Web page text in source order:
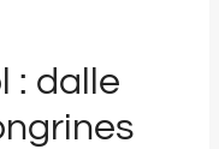
: dalle